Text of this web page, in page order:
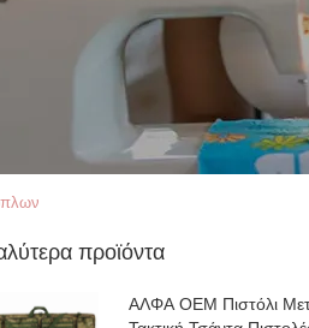
προϊόντα
ΑΛΦΑ OEM Πιστόλι